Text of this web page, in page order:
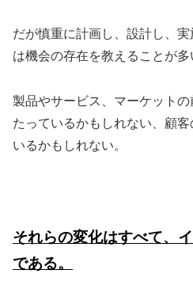
だが慎重に計画し、設計し、
は機会の存在を教えることが多
製品やサービス、マーケット
たっているかもしれない、顧
いるかもしれない。
それらの変化はすべて、
である。